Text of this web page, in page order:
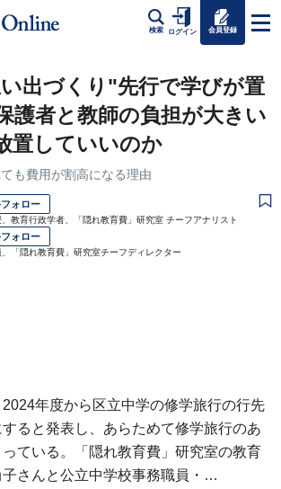
検索 ログイン 会員登録
出づくり"先行で学びが置
護者と教師の負担が大きい
置していいのか
も費用が割高になる理由
ォロー
教育行政学者、「隠れ教育費」研究室 チーフアナリスト
ォロー
「隠れ教育費」研究室チーフディレクター
年度から区立中学の修学旅行の行先
ると発表し、あらためて修学旅行のあ
ている。「隠れ教育費」研究室の教育
さんと公立中学校事務職員・…